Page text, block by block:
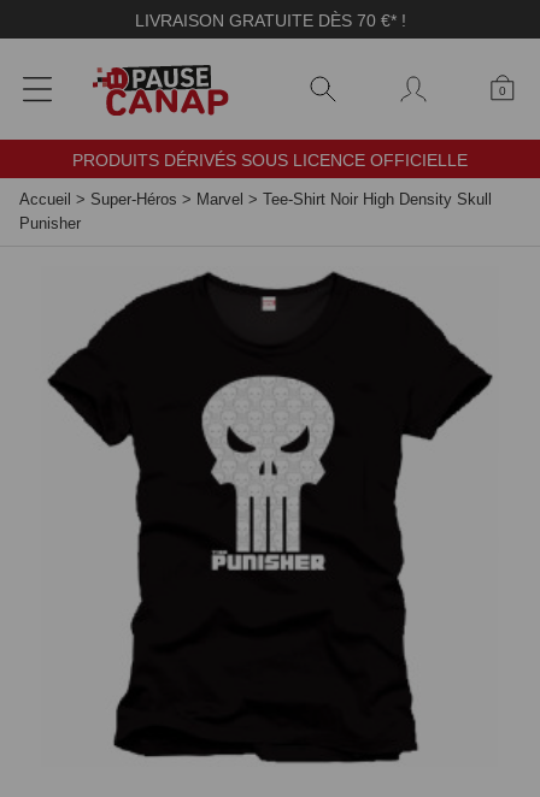
LIVRAISON GRATUITE DÈS 70 €* !
0
PRODUITS DÉRIVÉS SOUS LICENCE OFFICIELLE
Accueil > Super-Héros > Marvel > Tee-Shirt Noir High Density Skull
Punisher
Panneau de gestion des cookies